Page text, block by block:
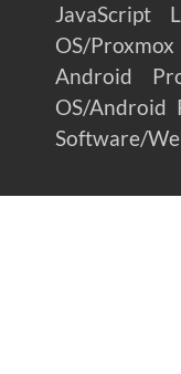
JavaScript
OS/Proxmox
Android
OS/Android
Software/